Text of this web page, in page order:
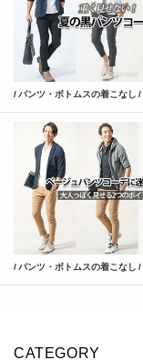
パンツ・ボトムスの着こなし
パンツ・ボトムスの着こなし
CATEGORY